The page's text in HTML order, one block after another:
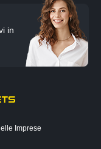
in
Imprese